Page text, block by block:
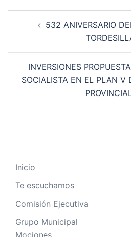
532 ANIVERSARIO
INVERSIONES
SOCIALISTA EN EL PLAN V
Inicio
Te escuchamos
Comisión Ejecutiva
Grupo Municipal
Mociones